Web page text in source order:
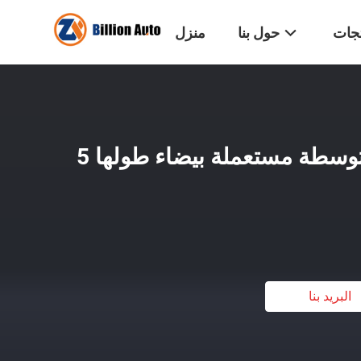
منزل حول بنا
15 مقعداً عربة نقل متوسطة مستعملة بيضاء طولها 5
البريد بنا